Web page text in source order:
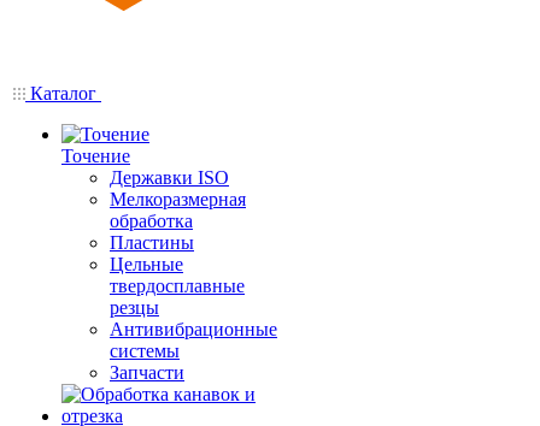
Каталог
Точение
Державки ISO
Мелкоразмерная
обработка
Пластины
Цельные
твердосплавные
резцы
Антивибрационные
системы
Запчасти